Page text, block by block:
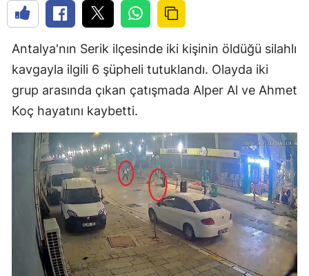
Antalya'nın Serik ilçesinde iki kişinin öldüğü silahlı
kavgayla ilgili 6 şüpheli tutuklandı. Olayda iki
grup arasında çıkan çatışmada Alper Al ve Ahmet
Koç hayatını kaybetti.